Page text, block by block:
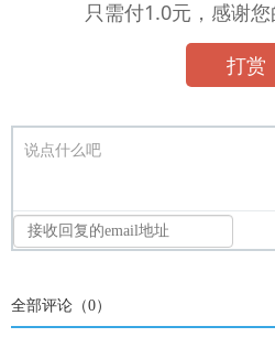
只需付1.0元，感谢您
打赏
说点什么吧
全部评论（0）